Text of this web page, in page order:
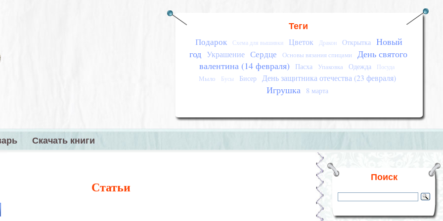
Теги
Подарок Схема для вышивки Цветок Дракон Открытка Новый
год Украшение Сердце Основы вязания спицами
День святого
валентина (14 февраля)
Пасха Упаковка Одежда Посуда
Мыло Бусы Бисер День защитника отечества (23 февраля)
Игрушка 8 марта
Скачать книги
Статьи
Поиск